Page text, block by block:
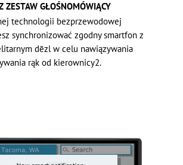
ZESTAW GŁOŚNOMÓWIĄCY
technologii bezprzewodowej
synchronizować zgodny smartfon z
dēzl w celu nawiązywania
rąk od kierownicy2.